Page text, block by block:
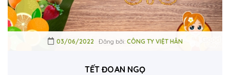
03/06/2022 Đăng bởi: CÔNG TY VIỆT HÂN
TẾT ĐOAN NGỌ